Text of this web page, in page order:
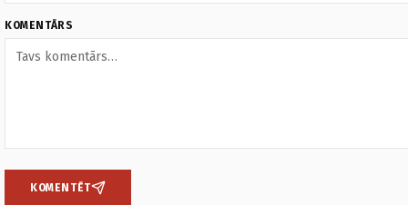
KOMENTĀRS
KOMENTĒT